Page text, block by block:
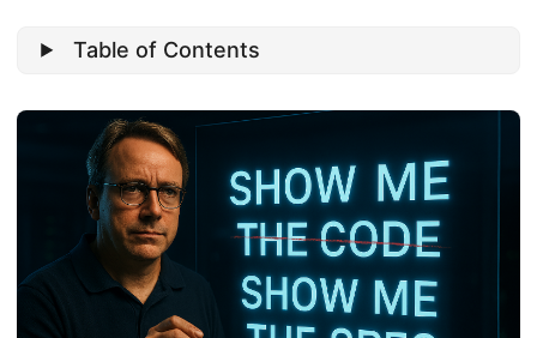
Table of Contents